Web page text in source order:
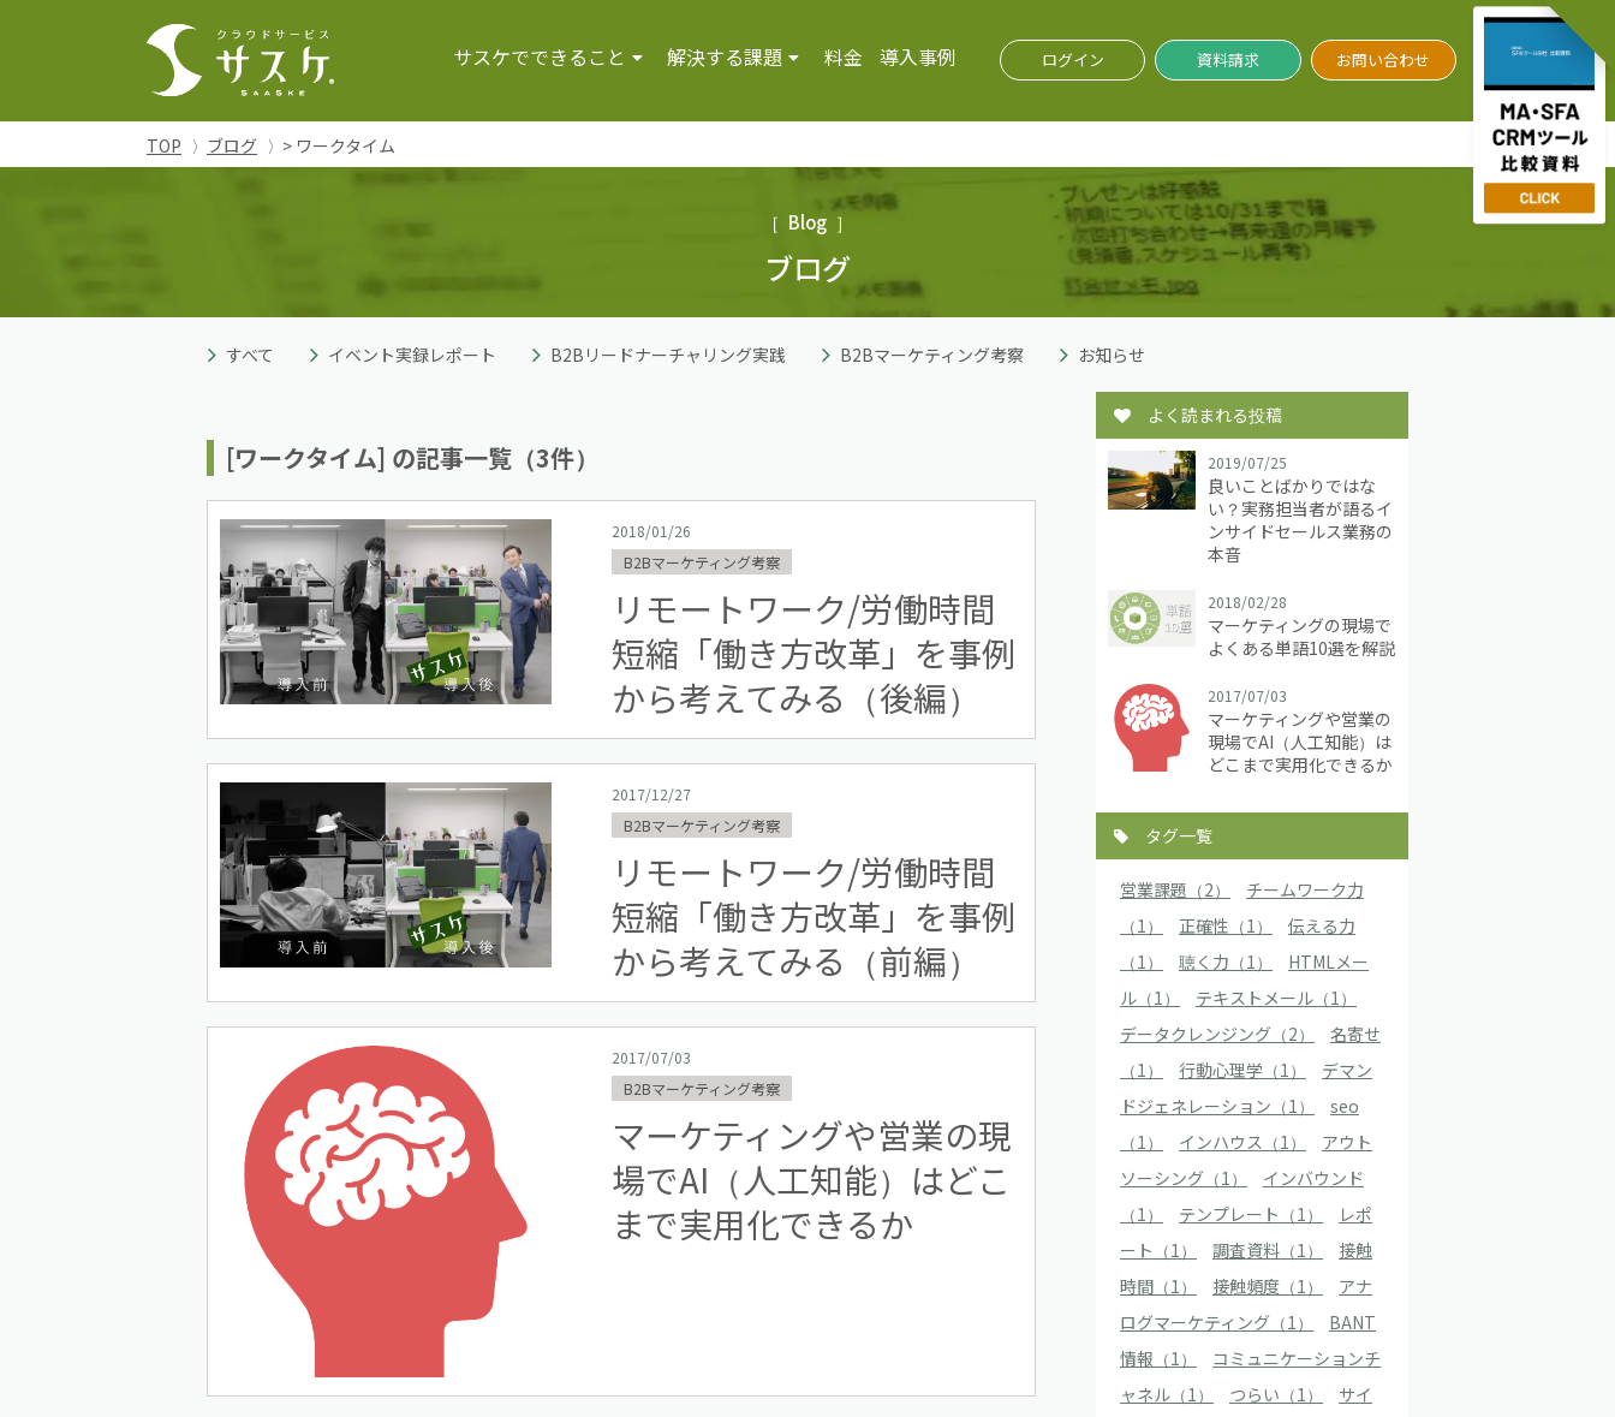
サスケでできること 解決する課題 料金 導入事例 ログイン 資料請求 お問い合わせ
TOP ブログ > ワークタイム
Blog
ブログ
すべて イベント実録レポート B2Bリードナーチャリング実践 B2Bマーケティング考察 お知らせ
[ワークタイム] の記事一覧（3件）
2018/01/26
B2Bマーケティング考察
リモートワーク/労働時間
短縮「働き方改革」を事例
から考えてみる（後編）
2017/12/27
B2Bマーケティング考察
リモートワーク/労働時間
短縮「働き方改革」を事例
から考えてみる（前編）
2017/07/03
B2Bマーケティング考察
マーケティングや営業の現
場でAI（人工知能）はどこ
まで実用化できるか
よく読まれる投稿
2019/07/25
良いことばかりではな
い？実務担当者が語るイ
ンサイドセールス業務の
本音
2018/02/28
マーケティングの現場で
よくある単語10選を解説
2017/07/03
マーケティングや営業の
現場でAI（人工知能）は
どこまで実用化できるか
タグ一覧
営業課題（2）
チームワーク力
（1）
正確性（1）
伝える力
（1）
聴く力（1）
HTMLメー
ル（1）
テキストメール（1）
データクレンジング（2）
名寄せ
（1）
行動心理学（1）
デマン
ドジェネレーション（1）
seo
（1）
インハウス（1）
アウト
ソーシング（1）
インバウンド
（1）
テンプレート（1）
レポ
ート（1）
調査資料（1）
接触
時間（1）
接触頻度（1）
アナ
ログマーケティング（1）
BANT
情報（1）
コミュニケーションチ
ャネル（1）
つらい（1）
サイ